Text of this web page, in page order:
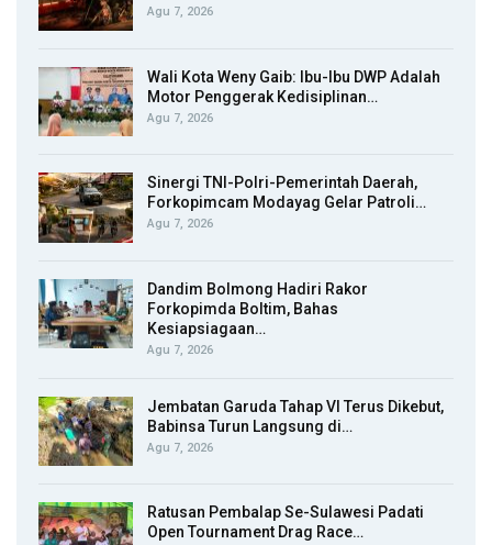
Agu 7, 2026
Wali Kota Weny Gaib: Ibu-Ibu DWP Adalah
Motor Penggerak Kedisiplinan…
Agu 7, 2026
Sinergi TNI-Polri-Pemerintah Daerah,
Forkopimcam Modayag Gelar Patroli…
Agu 7, 2026
Dandim Bolmong Hadiri Rakor
Forkopimda Boltim, Bahas
Kesiapsiagaan…
Agu 7, 2026
Jembatan Garuda Tahap VI Terus Dikebut,
Babinsa Turun Langsung di…
Agu 7, 2026
Ratusan Pembalap Se-Sulawesi Padati
Open Tournament Drag Race…